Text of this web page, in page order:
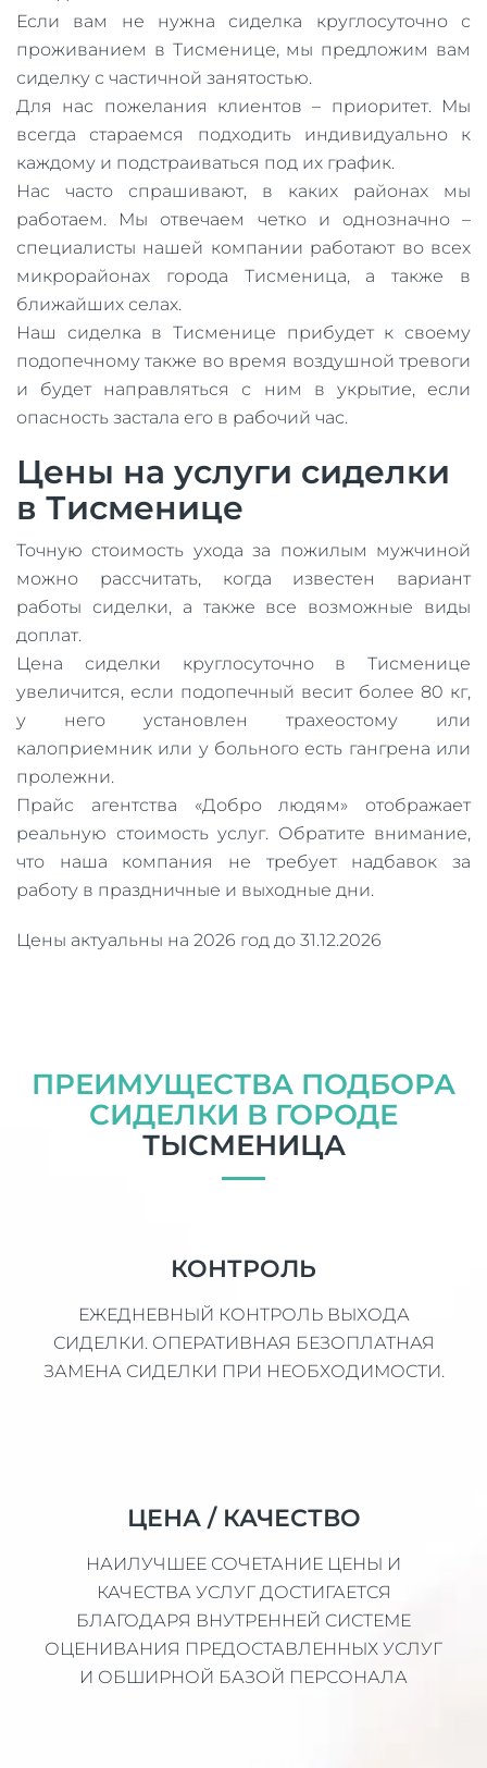
Если вам не нужна сиделка круглосуточно с
проживанием в Тисменице, мы предложим вам
сиделку с частичной занятостью.
Для нас пожелания клиентов – приоритет. Мы
всегда стараемся подходить индивидуально к
каждому и подстраиваться под их график.
Нас часто спрашивают, в каких районах мы
работаем. Мы отвечаем четко и однозначно –
специалисты нашей компании работают во всех
микрорайонах города Тисменица, а также в
ближайших селах.
Наш сиделка в Тисменице прибудет к своему
подопечному также во время воздушной тревоги
и будет направляться с ним в укрытие, если
опасность застала его в рабочий час.
Цены на услуги сиделки
в Тисменице
Точную стоимость ухода за пожилым мужчиной
можно рассчитать, когда известен вариант
работы сиделки, а также все возможные виды
доплат.
Цена сиделки круглосуточно в Тисменице
увеличится, если подопечный весит более 80 кг,
у него установлен трахеостому или
калоприемник или у больного есть гангрена или
пролежни.
Прайс агентства «Добро людям» отображает
реальную стоимость услуг. Обратите внимание,
что наша компания не требует надбавок за
работу в праздничные и выходные дни.
Цены актуальны на 2026 год до 31.12.2026
ПРЕИМУЩЕСТВА ПОДБОРА
СИДЕЛКИ В ГОРОДЕ
ТЫСМЕНИЦА
КОНТРОЛЬ
ЕЖЕДНЕВНЫЙ КОНТРОЛЬ ВЫХОДА
СИДЕЛКИ. ОПЕРАТИВНАЯ БЕЗОПЛАТНАЯ
ЗАМЕНА СИДЕЛКИ ПРИ НЕОБХОДИМОСТИ.
ЦЕНА / КАЧЕСТВО
НАИЛУЧШЕЕ СОЧЕТАНИЕ ЦЕНЫ И
КАЧЕСТВА УСЛУГ ДОСТИГАЕТСЯ
БЛАГОДАРЯ ВНУТРЕННЕЙ СИСТЕМЕ
ОЦЕНИВАНИЯ ПРЕДОСТАВЛЕННЫХ УСЛУГ
И ОБШИРНОЙ БАЗОЙ ПЕРСОНАЛА